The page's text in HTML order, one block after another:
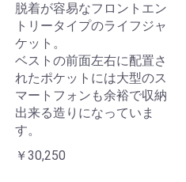
脱着が容易なフロントエン
トリータイプのライフジャ
ケット。
ベストの前面左右に配置さ
れたポケットには大型のス
マートフォンも余裕で収納
出来る造りになっていま
す。
￥30,250